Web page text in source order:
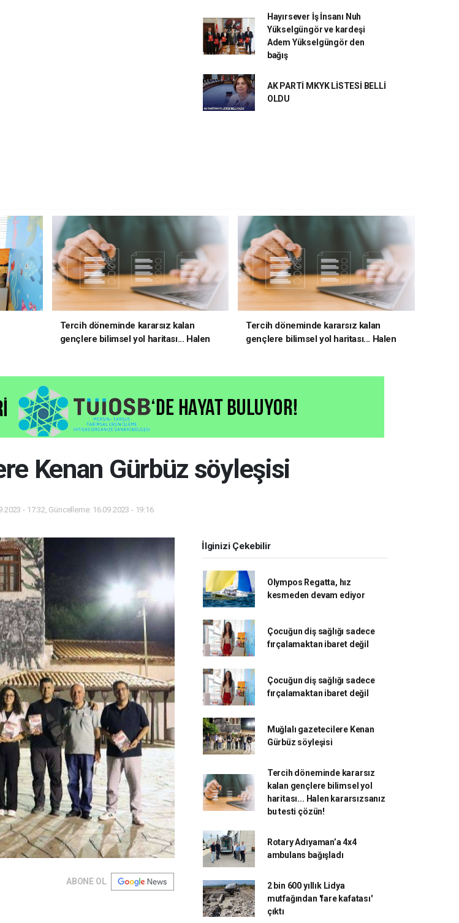
Hayırsever İş İnsanı Nuh
Yükselgüngör ve kardeşi
Adem Yükselgüngör den
bağış
AK PARTİ MKYK LİSTESİ BELLİ
OLDU
Tercih döneminde kararsız kalan
gençlere bilimsel yol haritası... Halen
Tercih döneminde kararsız kalan
gençlere bilimsel yol haritası... Halen
Kenan Gürbüz söyleşisi
- 17:32, Güncelleme: 16.09.2023 - 19:16
ABONE OL
İlginizi Çekebilir
Olympos Regatta, hız
kesmeden devam ediyor
Çocuğun diş sağlığı sadece
fırçalamaktan ibaret değil
Çocuğun diş sağlığı sadece
fırçalamaktan ibaret değil
Muğlalı gazetecilere Kenan
Gürbüz söyleşisi
Tercih döneminde kararsız
kalan gençlere bilimsel yol
haritası... Halen kararsızsanız
bu testi çözün!
Rotary Adıyaman’a 4x4
ambulans bağışladı
2 bin 600 yıllık Lidya
mutfağından 'fare kafatası'
çıktı